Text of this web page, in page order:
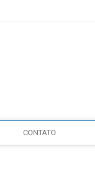
CONTATO